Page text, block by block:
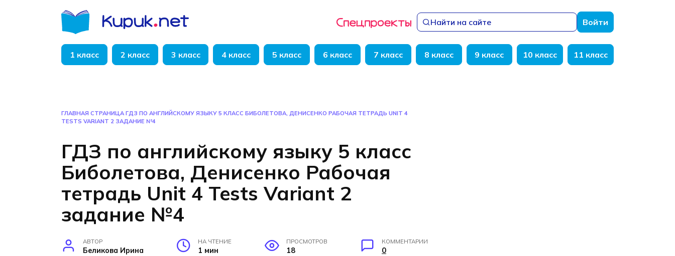
Найти на сайте Войти
1 класс 2 класс 3 класс 4 класс 5 класс 6 класс 7 класс 8 класс 9 класс 10 класс 11 класс
ГЛАВНАЯ СТРАНИЦА ГДЗ ПО АНГЛИЙСКОМУ ЯЗЫКУ 5 КЛАСС БИБОЛЕТОВА, ДЕНИСЕНКО РАБОЧАЯ ТЕТРАДЬ UNIT 4
TESTS VARIANT 2 ЗАДАНИЕ №4
ГДЗ по английскому языку 5 класс
Биболетова, Денисенко Рабочая
тетрадь Unit 4 Tests Variant 2
задание №4
АВТОР
Беликова Ирина
НА ЧТЕНИЕ
1 мин
ПРОСМОТРОВ
18
КОММЕНТАРИИ
0